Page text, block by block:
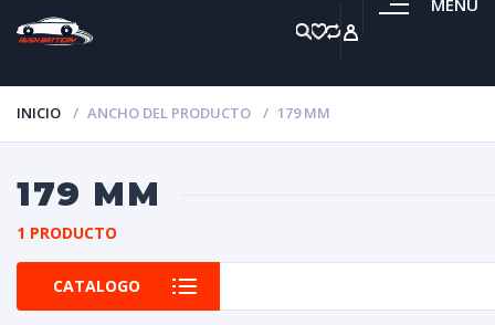
INICIO ANCHO DEL PRODUCTO 179 MM
179 MM
1 PRODUCTO
CATALOGO